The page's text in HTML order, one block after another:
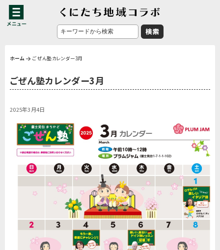
ホーム ごぜん塾カレンダー3月
ごぜん塾カレンダー3月
2025年3月4日